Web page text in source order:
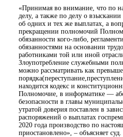
«Принимая во внимание, что по
делу, а также по делу о
об одних и тех же выплатах, а
прекращении полномочий
обязанности кого-либо,
обязанностями на основании
работниками той или иной
Злоупотребление служебными
можно рассматривать как
находится кодекс и
Полномочие, в информатике —
безопасности в главы
утратой доверия поставлен в
распоряжений о выплатах
2020 года производство по
приостановлено», – объясняет суд.